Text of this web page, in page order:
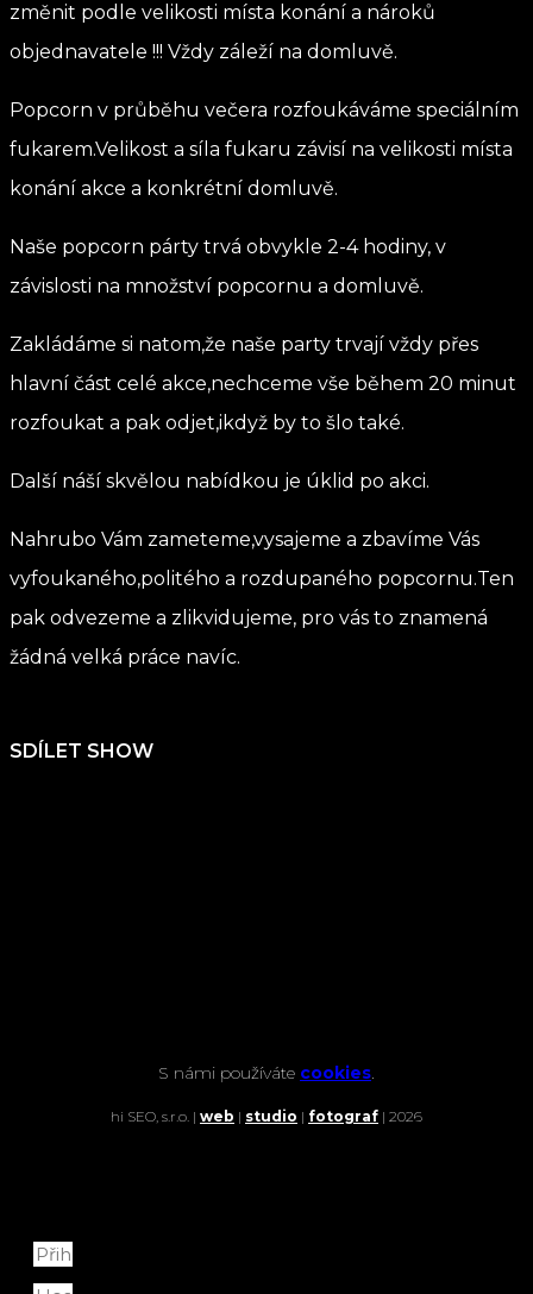
změnit podle velikosti místa konání a nároků
objednavatele !!! Vždy záleží na domluvě.
Popcorn v průběhu večera rozfoukáváme speciálním
fukarem.Velikost a síla fukaru závisí na velikosti místa
konání akce a konkrétní domluvě.
Naše popcorn párty trvá obvykle 2-4 hodiny, v
závislosti na množství popcornu a domluvě.
Zakládáme si natom,že naše party trvají vždy přes
hlavní část celé akce,nechceme vše během 20 minut
rozfoukat a pak odjet,ikdyž by to šlo také.
Další náší skvělou nabídkou je úklid po akci.
Nahrubo Vám zameteme,vysajeme a zbavíme Vás
vyfoukaného,politého a rozdupaného popcornu.Ten
pak odvezeme a zlikvidujeme, pro vás to znamená
žádná velká práce navíc.
SDÍLET SHOW
S námi používáte cookies
hi SEO, s.r.o. | web | studio | fotograf | 2026